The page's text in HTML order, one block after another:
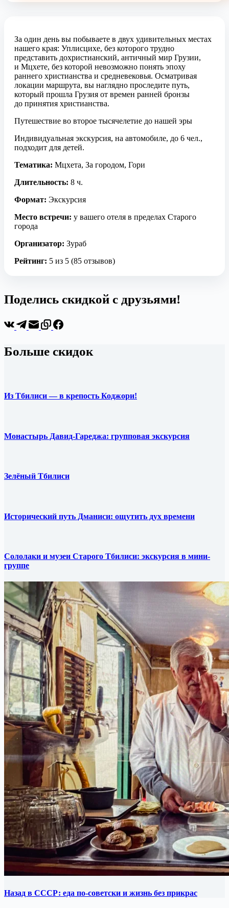
За один день вы побываете в двух удивительных местах
нашего края: Уплисцихе, без которого трудно
представить дохристианский, античный мир Грузии,
и Мцхете, без которой невозможно понять эпоху
раннего христианства и средневековья. Осматривая
локации маршрута, вы наглядно проследите путь,
который прошла Грузия от времен ранней бронзы
до принятия христианства.
Путешествие во второе тысячелетие до нашей эры
Индивидуальная экскурсия, на автомобиле, до 6 чел.,
подходит для детей.
Тематика: Мцхета, За городом, Гори
Длительность: 8 ч.
Формат: Экскурсия
Место встречи: у вашего отеля в пределах Старого
города
Организатор: Зураб
Рейтинг: 5 из 5 (85 отзывов)
Поделись скидкой с друзьями!
Больше скидок
Из Тбилиси — в крепость Коджори!
Монастырь Давид-Гареджа: групповая экскурсия
Зелёный Тбилиси
Исторический путь Дманиси: ощутить дух времени
Сололаки и музеи Старого Тбилиси: экскурсия в мини-
группе
Назад в СССР: еда по-советски и жизнь без прикрас